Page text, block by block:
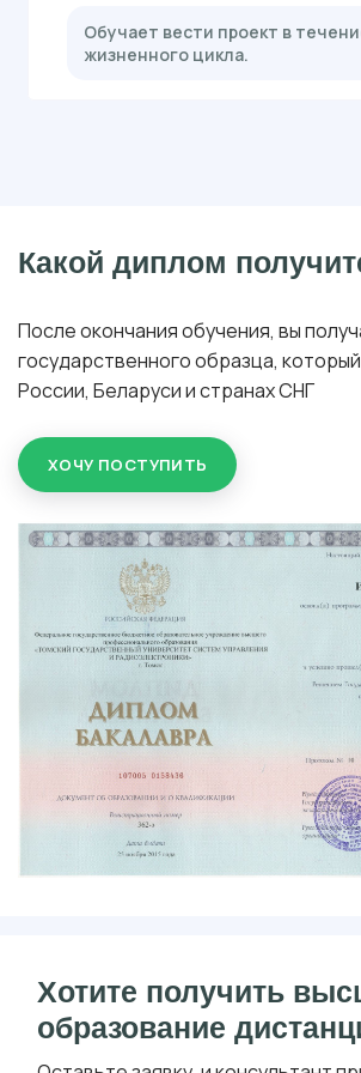
Обучает вести проект в
жизненного цикла.
Какой диплом
После окончания обучения, вы
государственного образца,
России, Беларуси и странах СНГ
ХОЧУ ПОСТУПИТЬ
Хотите получить
образование